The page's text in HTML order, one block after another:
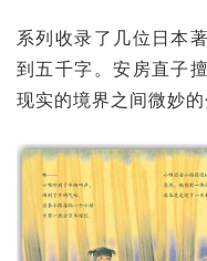
系列收录了几位日本
到五千字。安房直子
现实的境界之间微妙的